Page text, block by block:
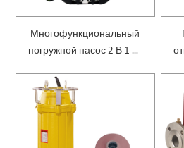
Многофункциональный
погружной насос 2 В 1 —